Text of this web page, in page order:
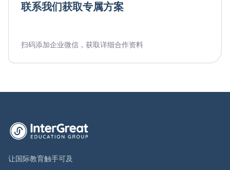
联系我们获取专属方案
扫码添加企业微信，获取详细合作资料
英萃国际教育集团首页
让国际教育触手可及